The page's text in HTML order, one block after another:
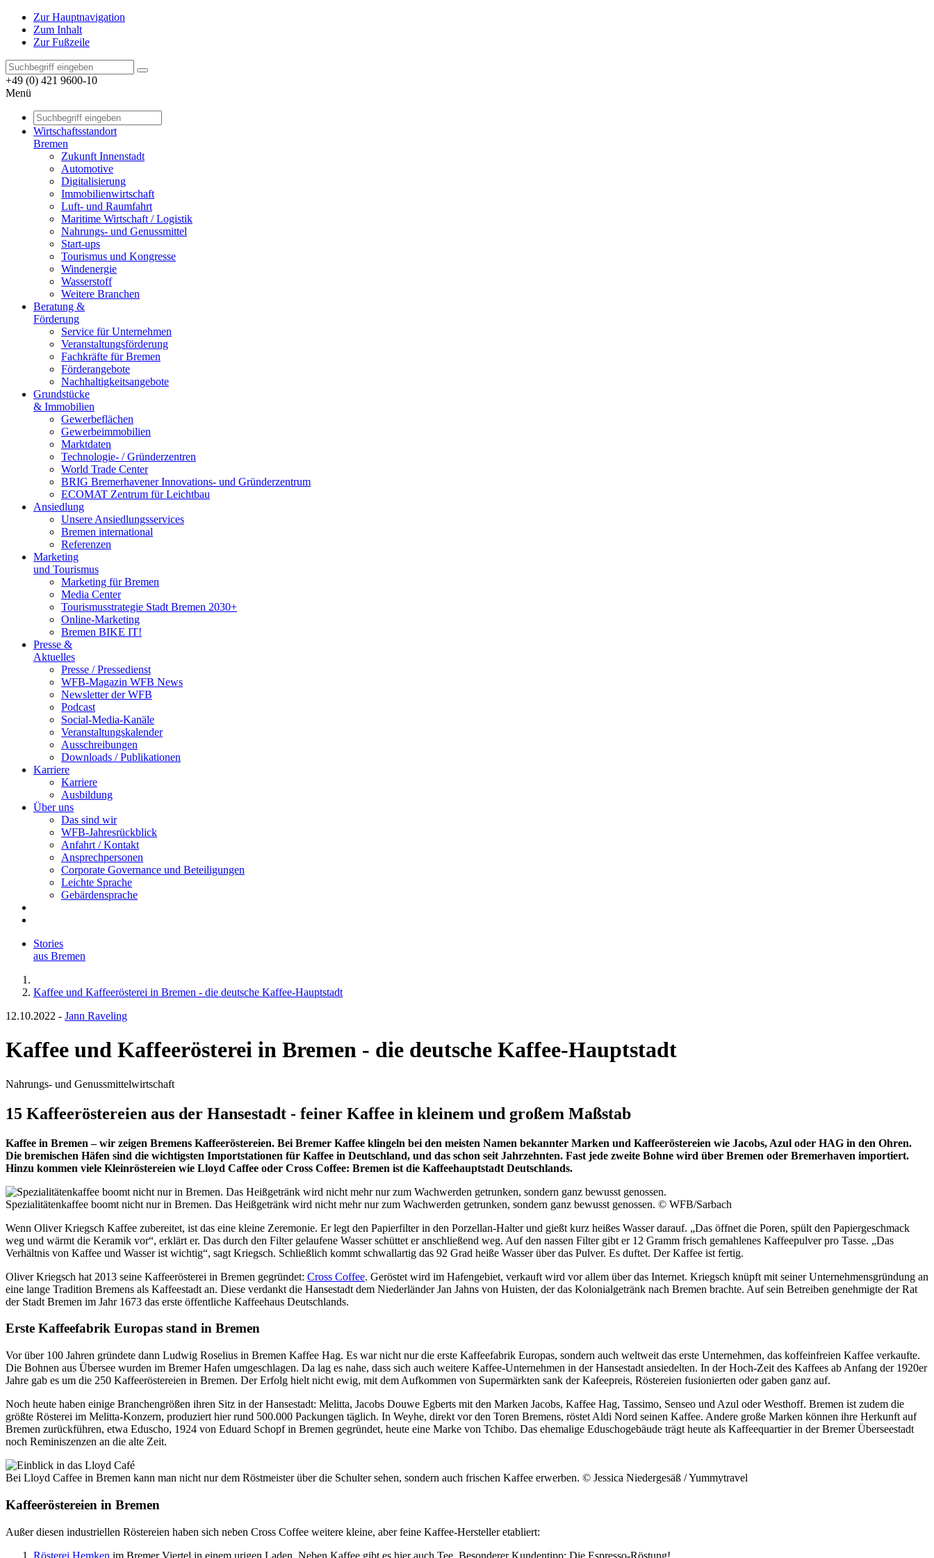
Zur Hauptnavigation
Zum Inhalt
Zur Fußzeile
+49 (0) 421 9600-10
Menü
Wirtschaftsstandort
Bremen
Zukunft Innenstadt
Automotive
Digitalisierung
Immobilienwirtschaft
Luft- und Raumfahrt
Maritime Wirtschaft / Logistik
Nahrungs- und Genussmittel
Start-ups
Tourismus und Kongresse
Windenergie
Wasserstoff
Weitere Branchen
Beratung &
Förderung
Service für Unternehmen
Veranstaltungsförderung
Fachkräfte für Bremen
Förderangebote
Nachhaltigkeitsangebote
Grundstücke
& Immobilien
Gewerbeflächen
Gewerbeimmobilien
Marktdaten
Technologie- / Gründerzentren
World Trade Center
BRIG Bremerhavener Innovations- und Gründerzentrum
ECOMAT Zentrum für Leichtbau
Ansiedlung
Unsere Ansiedlungsservices
Bremen international
Referenzen
Marketing
und Tourismus
Marketing für Bremen
Media Center
Tourismusstrategie Stadt Bremen 2030+
Online-Marketing
Bremen BIKE IT!
Presse &
Aktuelles
Presse / Pressedienst
WFB-Magazin WFB News
Newsletter der WFB
Podcast
Social-Media-Kanäle
Veranstaltungskalender
Ausschreibungen
Downloads / Publikationen
Karriere
Karriere
Ausbildung
Über uns
Das sind wir
WFB-Jahresrückblick
Anfahrt / Kontakt
Ansprechpersonen
Corporate Governance und Beteiligungen
Leichte Sprache
Gebärdensprache
Stories
aus Bremen
Kaffee und Kaffeerösterei in Bremen - die deutsche Kaffee-Hauptstadt
12.10.2022 - Jann Raveling
Kaffee und Kaffeerösterei in Bremen - die deutsche Kaffee-Hauptstadt
Nahrungs- und Genussmittelwirtschaft
15 Kaffeeröstereien aus der Hansestadt - feiner Kaffee in kleinem und großem Maßstab
Kaffee in Bremen – wir zeigen Bremens Kaffeeröstereien. Bei Bremer Kaffee klingeln bei den meisten Namen bekannter Marken und Kaffeeröstereien wie Jacobs, Azul oder HAG in den Ohren.
Die bremischen Häfen sind die wichtigsten Importstationen für Kaffee in Deutschland, und das schon seit Jahrzehnten. Fast jede zweite Bohne wird über Bremen oder Bremerhaven importiert.
Hinzu kommen viele Kleinröstereien wie Lloyd Caffee oder Cross Coffee: Bremen ist die Kaffeehauptstadt Deutschlands.
Spezialitätenkaffee boomt nicht nur in Bremen. Das Heißgetränk wird nicht mehr nur zum Wachwerden getrunken, sondern ganz bewusst genossen. © WFB/Sarbach
Wenn Oliver Kriegsch Kaffee zubereitet, ist das eine kleine Zeremonie. Er legt den Papierfilter in den Porzellan-Halter und gießt kurz heißes Wasser darauf. „Das öffnet die Poren, spült den Papiergeschmack
weg und wärmt die Keramik vor“, erklärt er. Das durch den Filter gelaufene Wasser schüttet er anschließend weg. Auf den nassen Filter gibt er 12 Gramm frisch gemahlenes Kaffeepulver pro Tasse. „Das
Verhältnis von Kaffee und Wasser ist wichtig“, sagt Kriegsch. Schließlich kommt schwallartig das 92 Grad heiße Wasser über das Pulver. Es duftet. Der Kaffee ist fertig.
Oliver Kriegsch hat 2013 seine Kaffeerösterei in Bremen gegründet: Cross Coffee. Geröstet wird im Hafengebiet, verkauft wird vor allem über das Internet. Kriegsch knüpft mit seiner Unternehmensgründung an
eine lange Tradition Bremens als Kaffeestadt an. Diese verdankt die Hansestadt dem Niederländer Jan Jahns von Huisten, der das Kolonialgetränk nach Bremen brachte. Auf sein Betreiben genehmigte der Rat
der Stadt Bremen im Jahr 1673 das erste öffentliche Kaffeehaus Deutschlands.
Erste Kaffeefabrik Europas stand in Bremen
Vor über 100 Jahren gründete dann Ludwig Roselius in Bremen Kaffee Hag. Es war nicht nur die erste Kaffeefabrik Europas, sondern auch weltweit das erste Unternehmen, das koffeinfreien Kaffee verkaufte.
Die Bohnen aus Übersee wurden im Bremer Hafen umgeschlagen. Da lag es nahe, dass sich auch weitere Kaffee-Unternehmen in der Hansestadt ansiedelten. In der Hoch-Zeit des Kaffees ab Anfang der 1920er
Jahre gab es um die 250 Kaffeeröstereien in Bremen. Der Erfolg hielt nicht ewig, mit dem Aufkommen von Supermärkten sank der Kafeepreis, Röstereien fusionierten oder gaben ganz auf.
Noch heute haben einige Branchengrößen ihren Sitz in der Hansestadt: Melitta, Jacobs Douwe Egberts mit den Marken Jacobs, Kaffee Hag, Tassimo, Senseo und Azul oder Westhoff. Bremen ist zudem die
größte Rösterei im Melitta-Konzern, produziert hier rund 500.000 Packungen täglich. In Weyhe, direkt vor den Toren Bremens, röstet Aldi Nord seinen Kaffee. Andere große Marken können ihre Herkunft auf
Bremen zurückführen, etwa Eduscho, 1924 von Eduard Schopf in Bremen gegründet, heute eine Marke von Tchibo. Das ehemalige Eduschogebäude trägt heute als Kaffeequartier in der Bremer Überseestadt
noch Reminiszenzen an die alte Zeit.
Bei Lloyd Caffee in Bremen kann man nicht nur dem Röstmeister über die Schulter sehen, sondern auch frischen Kaffee erwerben. © Jessica Niedergesäß / Yummytravel
Kaffeeröstereien in Bremen
Außer diesen industriellen Röstereien haben sich neben Cross Coffee weitere kleine, aber feine Kaffee-Hersteller etabliert:
Rösterei Hemken im Bremer Viertel in einem urigen Laden. Neben Kaffee gibt es hier auch Tee. Besonderer Kundentipp: Die Espresso-Röstung!